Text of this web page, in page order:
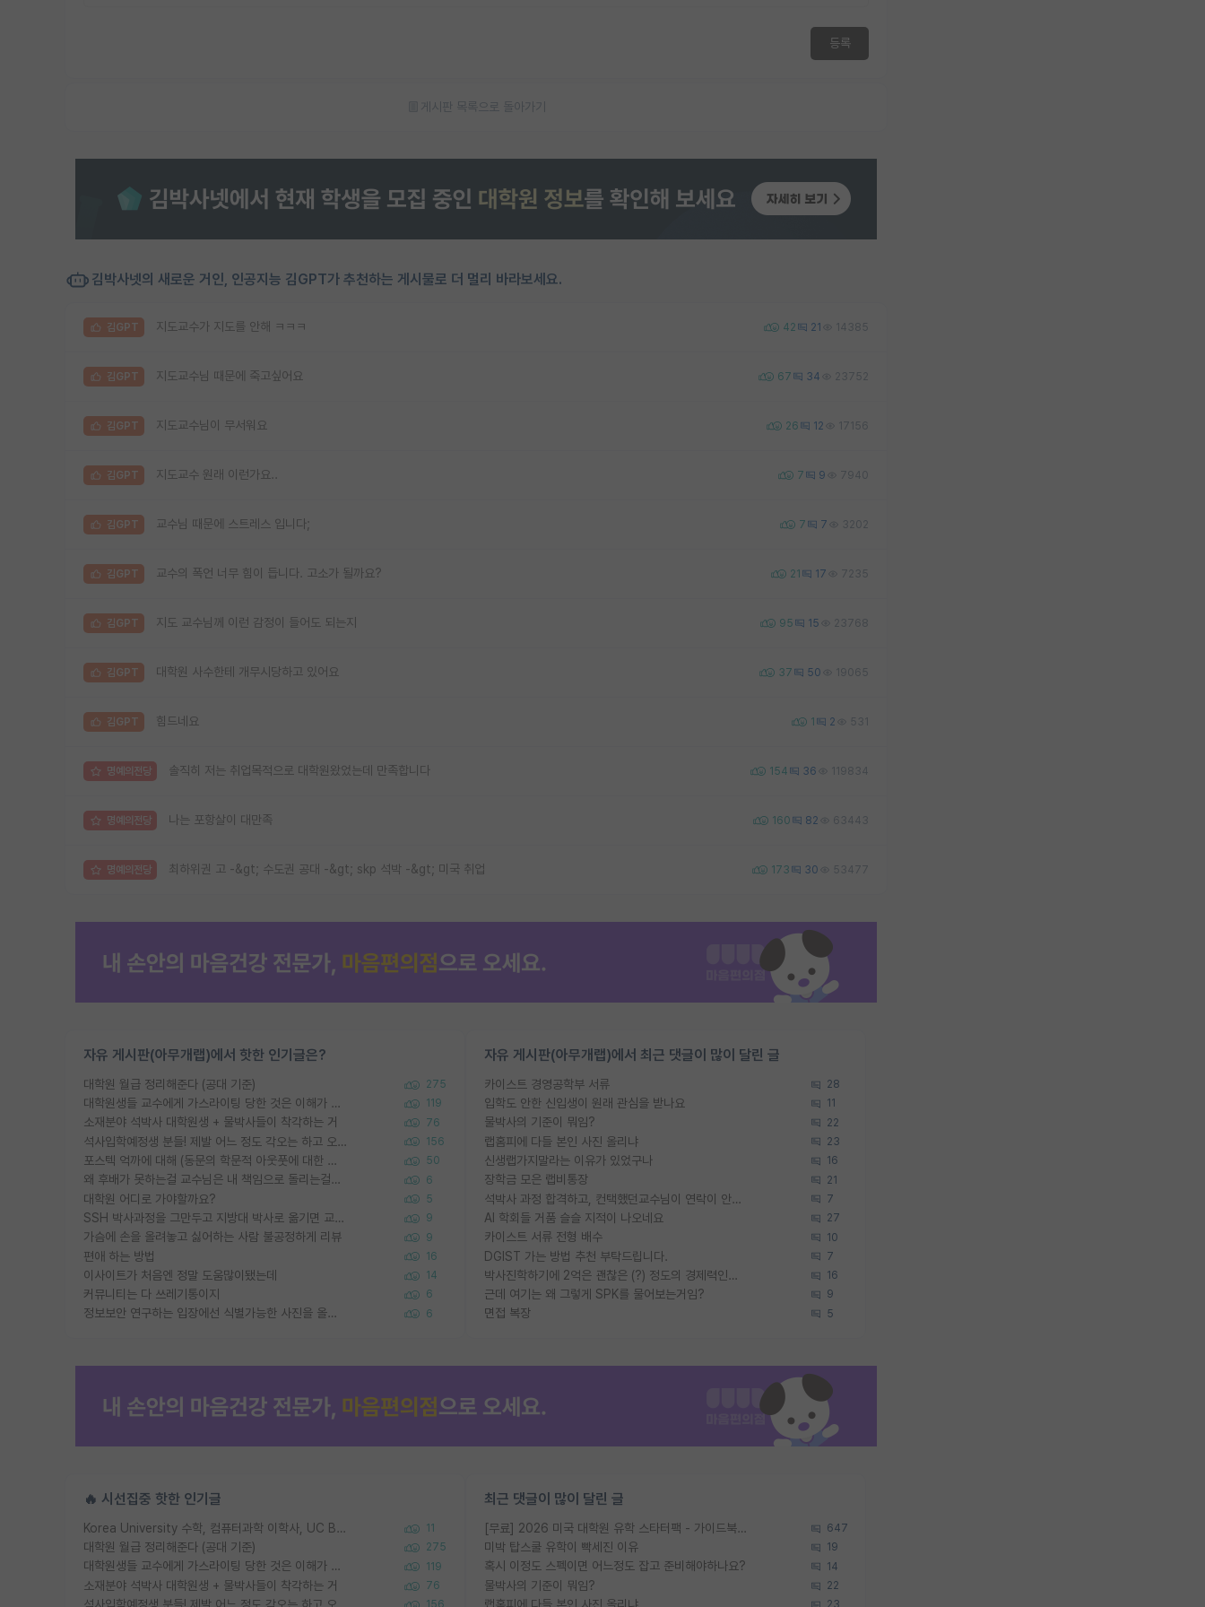
등록
게시판 목록으로 돌아가기
김박사넷의 새로운 거인, 인공지능 김GPT가 추천하는 게시물로 더 멀리 바라보세요.
김GPT 지도교수가 지도를 안해 ㅋㅋㅋ 42 21 14385
김GPT 지도교수님 때문에 죽고싶어요 67 34 23752
김GPT 지도교수님이 무서워요 26 12 17156
김GPT 지도교수 원래 이런가요.. 7 9 7940
김GPT 교수님 때문에 스트레스 입니다; 7 7 3202
김GPT 교수의 폭언 너무 힘이 듭니다. 고소가 될까요? 21 17 7235
김GPT 지도 교수님께 이런 감정이 들어도 되는지 95 15 23768
김GPT 대학원 사수한테 개무시당하고 있어요 37 50 19065
김GPT 힘드네요 1 2 531
명예의전당 솔직히 저는 취업목적으로 대학원왔었는데 만족합니다 154 36 119834
명예의전당 나는 포항살이 대만족 160 82 63443
명예의전당 최하위권 고 -&gt; 수도권 공대 -&gt; skp 석박 -&gt; 미국 취업 173 30 53477
자유 게시판(아무개랩)에서 핫한 인기글은?
대학원 월급 정리해준다 (공대 기준) 275
대학원생들 교수에게 가스라이팅 당한 것은 이해가 갑니다. 안타깝네요. 119
소재분야 석박사 대학원생 + 물박사들이 착각하는 거 76
석사입학예정생 분들! 제발 어느 정도 각오는 하고 오세요. 156
포스텍 억까에 대해 (동문의 학문적 아웃풋에 대한 반박) 50
왜 후배가 못하는걸 교수님은 내 책임으로 돌리는걸까요? 6
대학원 어디로 가야할까요? 5
SSH 박사과정을 그만두고 지방대 박사로 옮기면 교수의 꿈은 끝일까요? 9
가슴에 손을 올려놓고 싫어하는 사람 불공정하게 리뷰 9
편애 하는 방법 16
이사이트가 처음엔 정말 도움많이됐는데 14
커뮤니티는 다 쓰레기통이지 6
정보보안 연구하는 입장에선 식별가능한 사진을 올리는건 비추이긴함 6
자유 게시판(아무개랩)에서 최근 댓글이 많이 달린 글
카이스트 경영공학부 서류 28
입학도 안한 신입생이 원래 관심을 받나요 11
물박사의 기준이 뭐임? 22
랩홈피에 다들 본인 사진 올리냐 23
신생랩가지말라는 이유가 있었구나 16
장학금 모은 랩비통장 21
석박사 과정 합격하고, 컨택했던교수님이 연락이 안됩니다... 7
AI 학회들 거품 슬슬 지적이 나오네요 27
카이스트 서류 전형 배수 10
DGIST 가는 방법 추천 부탁드립니다. 7
박사진학하기에 2억은 괜찮은 (?) 정도의 경제력인가요 16
근데 여기는 왜 그렇게 SPK를 물어보는거임? 9
면접 복장 5
🔥 시선집중 핫한 인기글
Korea University 수학, 컴퓨터과학 이학사, UC Berkeley 산업공학 대학원 공학박사가 되는 것은 쉽지 않겠죠? 11
대학원 월급 정리해준다 (공대 기준) 275
대학원생들 교수에게 가스라이팅 당한 것은 이해가 갑니다. 안타깝네요. 119
소재분야 석박사 대학원생 + 물박사들이 착각하는 거 76
최근 댓글이 많이 달린 글
[무료] 2026 미국 대학원 유학 스타터팩 - 가이드북 & 합격자 컨택메일 템플릿 647
미박 탑스쿨 유학이 빡세진 이유 19
혹시 이정도 스펙이면 어느정도 잡고 준비해야하나요? 14
물박사의 기준이 뭐임? 22